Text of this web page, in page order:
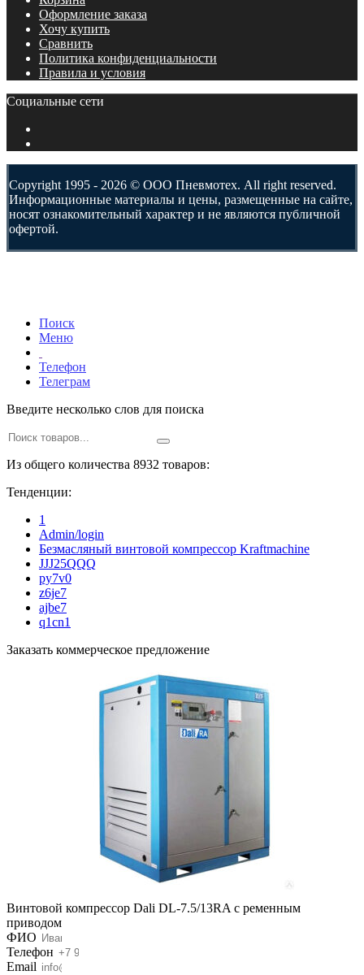
Оформление заказа
Хочу купить
Сравнить
Политика конфиденциальности
Правила и условия
Социальные сети
Copyright 1995 - 2026 © ООО Пневмотех. All right reserved.
Информационные материалы и цены, размещенные на сайте,
носят ознакомительный характер и не являются публичной
офертой.
Поиск
Меню
Телефон
Телеграм
Введите несколько слов для поиска
Из общего количества 8932 товаров:
Тенденции:
1
Admin/login
Безмасляный винтовой компрессор Kraftmaсhine
JJJ25QQQ
py7v0
z6je7
ajbe7
q1cn1
Заказать коммерческое предложение
Винтовой компрессор Dali DL-7.5/13RA с ременным
приводом
ФИО
Телефон
Email